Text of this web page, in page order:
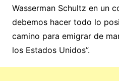
Wasserman Schultz en un
debemos hacer todo lo
camino para emigrar de
los Estados Unidos”.